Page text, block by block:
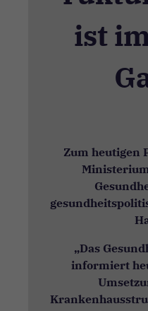
ist
Zum heutigen
„Das
informiert